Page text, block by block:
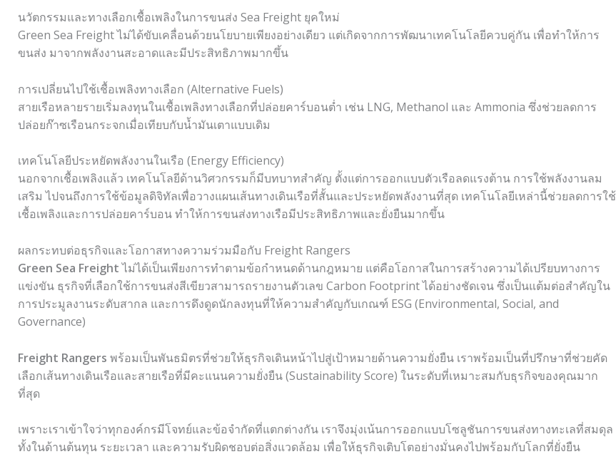
นวัตกรรมและทางเลือกเชื้อเพลิงในการขนส่ง Sea Freight ยุคใหม่
Green Sea Freight ไม่ได้ขับเคลื่อนด้วยนโยบายเพียงอย่างเดียว แต่เกิดจากการพัฒนาเทคโนโลยีควบคู่กัน เพื่อทำให้การ
ขนส่ง มาจากพลังงานสะอาดและมีประสิทธิภาพมากขึ้น
การเปลี่ยนไปใช้เชื้อเพลิงทางเลือก (Alternative Fuels)
สายเรือหลายรายเริ่มลงทุนในเชื้อเพลิงทางเลือกที่ปล่อยคาร์บอนต่ำ เช่น LNG, Methanol และ Ammonia ซึ่งช่วยลดการ
ปล่อยก๊าซเรือนกระจกเมื่อเทียบกับน้ำมันเตาแบบเดิม
เทคโนโลยีประหยัดพลังงานในเรือ (Energy Efficiency)
นอกจากเชื้อเพลิงแล้ว เทคโนโลยีด้านวิศวกรรมก็มีบทบาทสำคัญ ตั้งแต่การออกแบบตัวเรือลดแรงต้าน การใช้พลังงานลม
เสริม ไปจนถึงการใช้ข้อมูลดิจิทัลเพื่อวางแผนเส้นทางเดินเรือที่สั้นและประหยัดพลังงานที่สุด เทคโนโลยีเหล่านี้ช่วยลดการใช้
เชื้อเพลิงและการปล่อยคาร์บอน ทำให้การขนส่งทางเรือมีประสิทธิภาพและยั่งยืนมากขึ้น
ผลกระทบต่อธุรกิจและโอกาสทางความร่วมมือกับ Freight Rangers
Green Sea Freightไม่ได้เป็นเพียงการทำตามข้อกำหนดด้านกฎหมาย แต่คือโอกาสในการสร้างความได้เปรียบทางการ
แข่งขัน ธุรกิจที่เลือกใช้การขนส่งสีเขียวสามารถรายงานตัวเลข Carbon Footprint ได้อย่างชัดเจน ซึ่งเป็นแต้มต่อสำคัญใน
การประมูลงานระดับสากล และการดึงดูดนักลงทุนที่ให้ความสำคัญกับเกณฑ์ ESG (Environmental, Social, and
Governance)
Freight Rangers พร้อมเป็นพันธมิตรที่ช่วยให้ธุรกิจเดินหน้าไปสู่เป้าหมายด้านความยั่งยืน เราพร้อมเป็นที่ปรึกษาที่ช่วยคัด
เลือกเส้นทางเดินเรือและสายเรือที่มีคะแนนความยั่งยืน (Sustainability Score) ในระดับที่เหมาะสมกับธุรกิจของคุณมาก
ที่สุด
เพราะเราเข้าใจว่าทุกองค์กรมีโจทย์และข้อจำกัดที่แตกต่างกัน เราจึงมุ่งเน้นการออกแบบโซลูชันการขนส่งทางทะเลที่สมดุล
ทั้งในด้านต้นทุน ระยะเวลา และความรับผิดชอบต่อสิ่งแวดล้อม เพื่อให้ธุรกิจเติบโตอย่างมั่นคงไปพร้อมกับโลกที่ยั่งยืน